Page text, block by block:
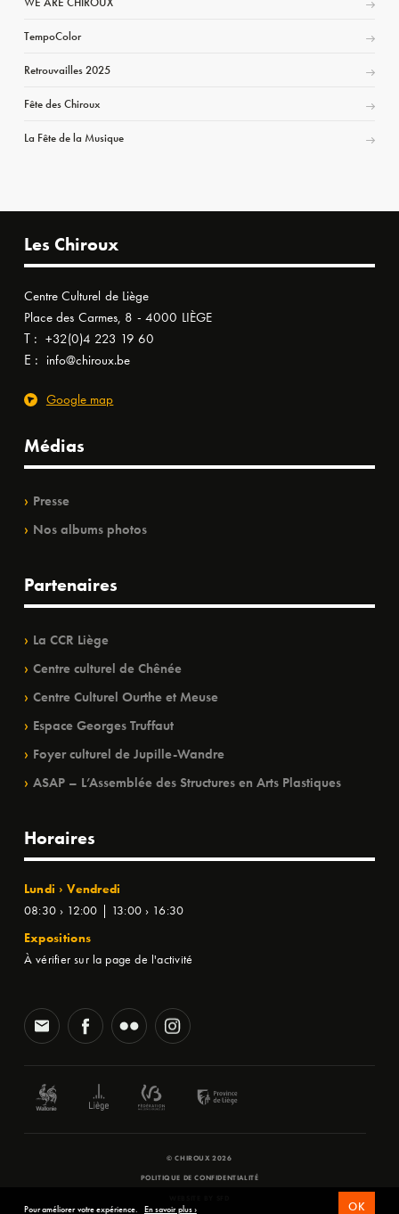
TempoColor
Retrouvailles 2025
Fête des Chiroux
La Fête de la Musique
Les Chiroux
Centre Culturel de Liège
Place des Carmes, 8 - 4000 LIÈGE
T : +32(0)4 223 19 60
E : info@chiroux.be
Google map
Médias
Presse
Nos albums photos
Partenaires
La CCR Liège
Centre culturel de Chênée
Centre Culturel Ourthe et Meuse
Espace Georges Truffaut
Foyer culturel de Jupille-Wandre
ASAP – L’Assemblée des Structures en Arts Plastiques
Horaires
Lundi › Vendredi
08:30 › 12:00 | 13:00 › 16:30
Expositions
À vérifier sur la page de l'activité
© CHIROUX 2026
POLITIQUE DE CONFIDENTIALITÉ
Pour améliorer votre expérience. En savoir plus › OK